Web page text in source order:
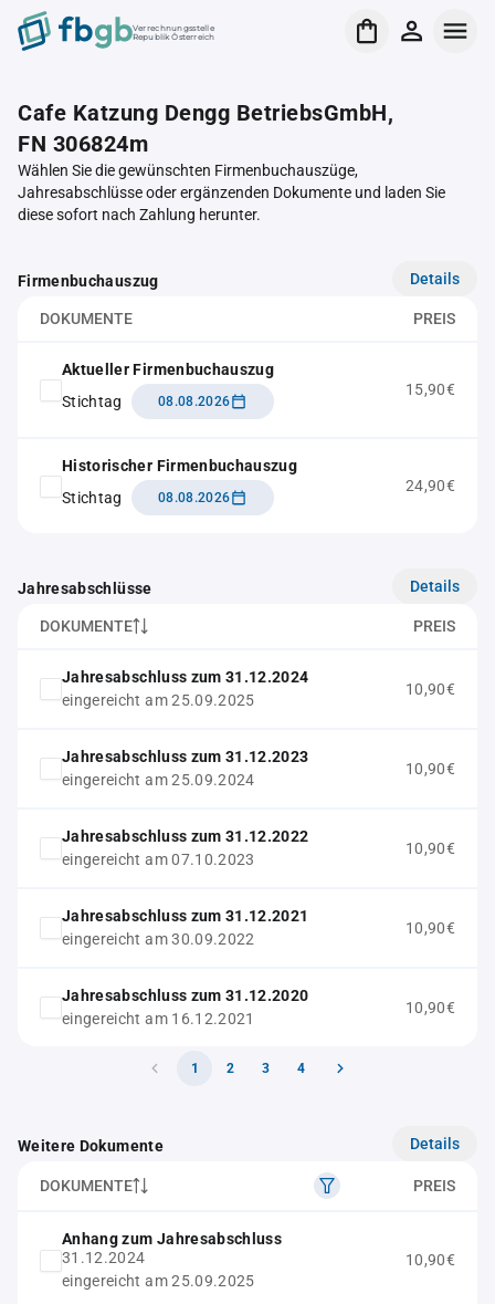
Verrechnungsstelle
Republik Österreich
Cafe Katzung Dengg BetriebsGmbH,
FN 306824m
Wählen Sie die gewünschten Firmenbuchauszüge,
Jahresabschlüsse oder ergänzenden Dokumente und laden Sie
diese sofort nach Zahlung herunter.
Firmenbuchauszug Details
DOKUMENTE PREIS
Aktueller Firmenbuchauszug
Stichtag
08.08.2026
15,90€
Historischer Firmenbuchauszug
Stichtag
08.08.2026
24,90€
Jahresabschlüsse Details
DOKUMENTE PREIS
Jahresabschluss zum 31.12.2024
eingereicht am 25.09.2025
10,90€
Jahresabschluss zum 31.12.2023
eingereicht am 25.09.2024
10,90€
Jahresabschluss zum 31.12.2022
eingereicht am 07.10.2023
10,90€
Jahresabschluss zum 31.12.2021
eingereicht am 30.09.2022
10,90€
Jahresabschluss zum 31.12.2020
eingereicht am 16.12.2021
10,90€
1 2 3 4
Weitere Dokumente Details
DOKUMENTE PREIS
Anhang zum Jahresabschluss
31.12.2024
eingereicht am 25.09.2025
10,90€